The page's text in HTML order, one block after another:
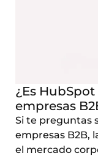
¿Es
empresas
Si te preguntas
empresas B2B,
el mercado